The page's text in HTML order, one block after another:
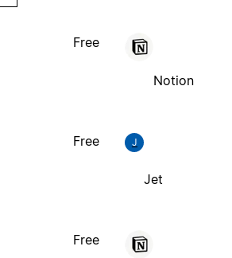
Free
Notion
Free J
Jet
Free